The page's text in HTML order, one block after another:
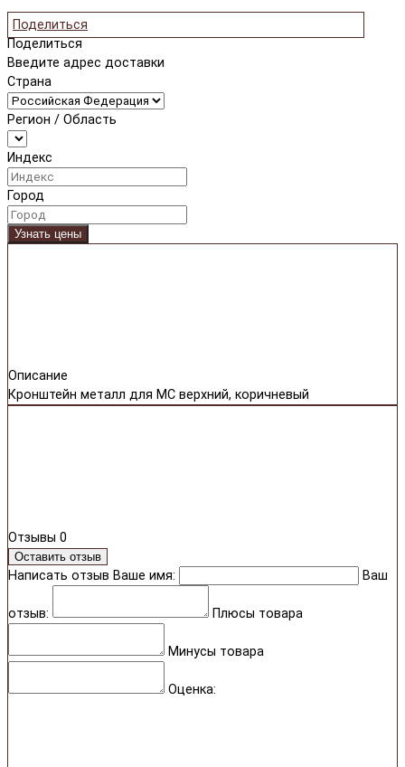
Поделиться
Поделиться
Введите адрес доставки
Страна
Регион / Область
Индекс
Город
Узнать цены
Описание
Кронштейн металл для МС верхний, коричневый
Отзывы 0
Оставить отзыв
Написать отзыв Ваше имя: Ваш
отзыв: Плюсы товара
Минусы товара
Оценка: